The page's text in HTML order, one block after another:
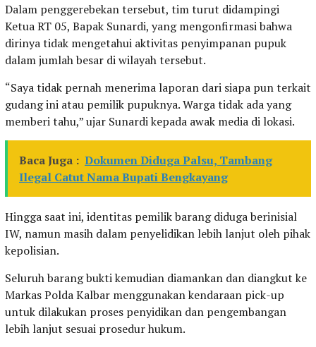
Dalam penggerebekan tersebut, tim turut didampingi
Ketua RT 05, Bapak Sunardi, yang mengonfirmasi bahwa
dirinya tidak mengetahui aktivitas penyimpanan pupuk
dalam jumlah besar di wilayah tersebut.
“Saya tidak pernah menerima laporan dari siapa pun terkait
gudang ini atau pemilik pupuknya. Warga tidak ada yang
memberi tahu,” ujar Sunardi kepada awak media di lokasi.
Baca Juga : Dokumen Diduga Palsu, Tambang
Ilegal Catut Nama Bupati Bengkayang
Hingga saat ini, identitas pemilik barang diduga berinisial
IW, namun masih dalam penyelidikan lebih lanjut oleh pihak
kepolisian.
Seluruh barang bukti kemudian diamankan dan diangkut ke
Markas Polda Kalbar menggunakan kendaraan pick-up
untuk dilakukan proses penyidikan dan pengembangan
lebih lanjut sesuai prosedur hukum.